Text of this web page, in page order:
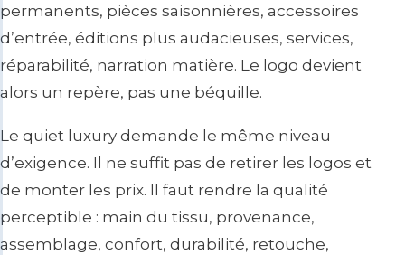
permanents, pièces saisonnières, accessoires
d’entrée, éditions plus audacieuses, services,
réparabilité, narration matière. Le logo devient
alors un repère, pas une béquille.
Le quiet luxury demande le même niveau
d’exigence. Il ne suffit pas de retirer les logos et
de monter les prix. Il faut rendre la qualité
perceptible : main du tissu, provenance,
assemblage, confort, durabilité, retouche,